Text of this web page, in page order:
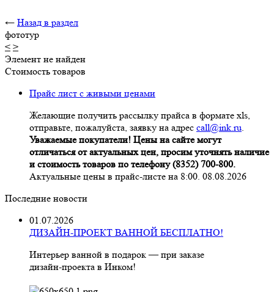
← Назад в раздел
фототур
< >
Элемент не найден
Стоимость товаров
Прайс лист с живыми ценами
Желающие получить рассылку прайса в формате xls,
отправьте, пожалуйста, заявку на адрес call@ink.ru.
Уважаемые покупатели! Цены на сайте могут
отличаться от актуальных цен, просим уточнять наличие
и стоимость товаров по телефону (8352) 700-800.
Актуальные цены в прайс-листе на 8:00. 08.08.2026
Последние новости
01.07.2026
ДИЗАЙН-ПРОЕКТ ВАННОЙ БЕСПЛАТНО!
Интерьер ванной в подарок — при заказе
дизайн‑проекта в Инком!